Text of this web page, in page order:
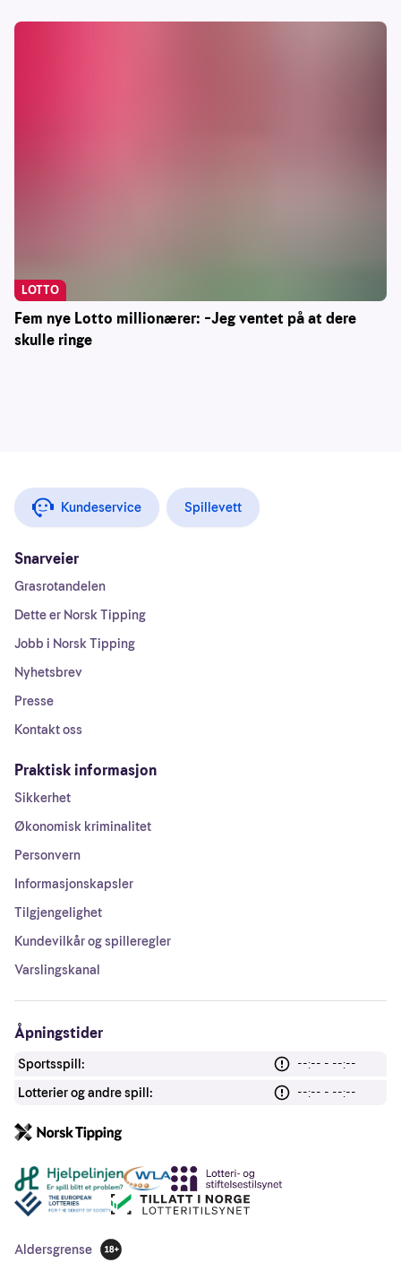
Fem nye Lotto millionærer: –Jeg ventet på at dere
skulle ringe
LOTTO
Kundeservice Spillevett
Snarveier
Grasrotandelen
Dette er Norsk Tipping
Jobb i Norsk Tipping
Nyhetsbrev
Presse
Kontakt oss
Praktisk informasjon
Sikkerhet
Økonomisk kriminalitet
Personvern
Informasjonskapsler
Tilgjengelighet
Kundevilkår og spilleregler
Varslingskanal
Åpningstider
Sportsspill:
--:-- - --:--
Lotterier og andre spill:
--:-- - --:--
Andre lenker
Aldersgrense
18 år